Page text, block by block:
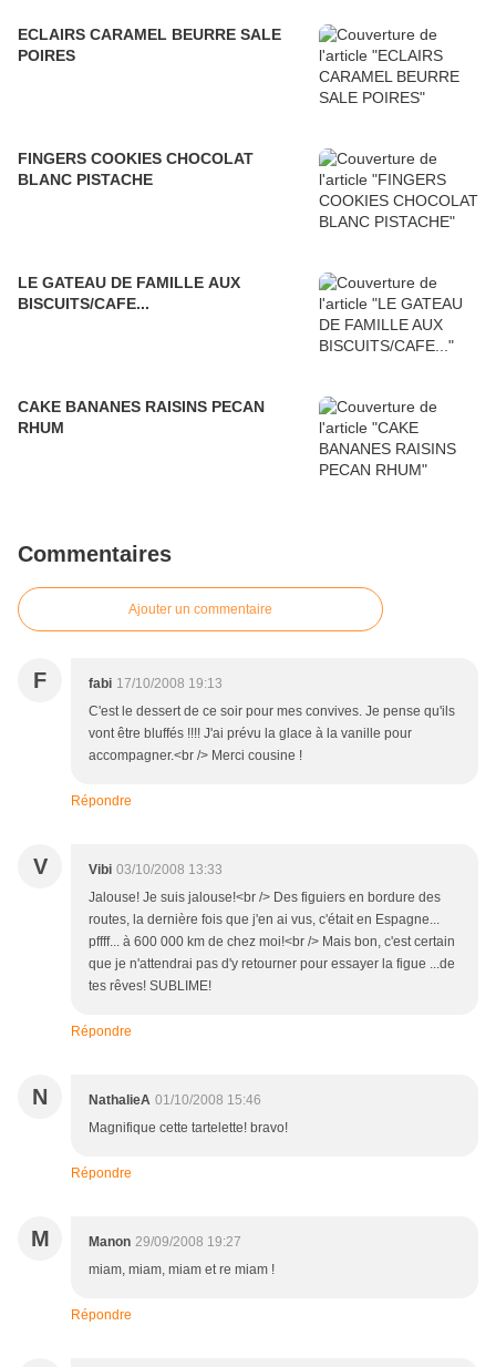
ECLAIRS CARAMEL BEURRE SALE
POIRES
FINGERS COOKIES CHOCOLAT
BLANC PISTACHE
LE GATEAU DE FAMILLE AUX
BISCUITS/CAFE...
CAKE BANANES RAISINS PECAN
RHUM
Commentaires
Ajouter un commentaire
F fabi 17/10/2008 19:13
C'est le dessert de ce soir pour mes convives. Je pense qu'ils
vont être bluffés !!!! J'ai prévu la glace à la vanille pour
accompagner.<br /> Merci cousine !
Répondre
V Vibi 03/10/2008 13:33
Jalouse! Je suis jalouse!<br /> Des figuiers en bordure des
routes, la dernière fois que j'en ai vus, c'était en Espagne...
pffff... à 600 000 km de chez moi!<br /> Mais bon, c'est certain
que je n'attendrai pas d'y retourner pour essayer la figue ...de
tes rêves! SUBLIME!
Répondre
N NathalieA 01/10/2008 15:46
Magnifique cette tartelette! bravo!
Répondre
M Manon 29/09/2008 19:27
miam, miam, miam et re miam !
Répondre